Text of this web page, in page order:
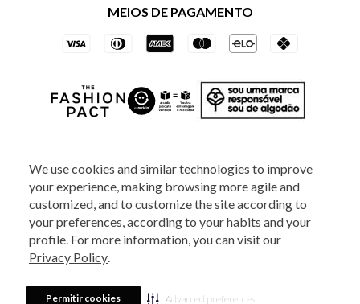
We use cookies and similar technologies to improve
your experience, making browsing more agile and
customized, and to customize the site according to
your preferences, according to your habits and your
profile. For more information, you can visit our
Privacy Policy.
Permitir cookies Advanced preferences
Trocas e Devoluções
Vai de Visa
Azul Fidelidade
MEIOS DE PAGAMENTO
2025 - Veste S.A Estilo. Todos os direitos reservados - A loja Estoque reserva-
se no direito de corrigir ou alterar informações como: preços, promoções e
880 5520.Horário de Atendimento:
Sábados das 8h às 14h, exceto feriados. Veste S.A Estilo. Rua Othão, 405, Vila